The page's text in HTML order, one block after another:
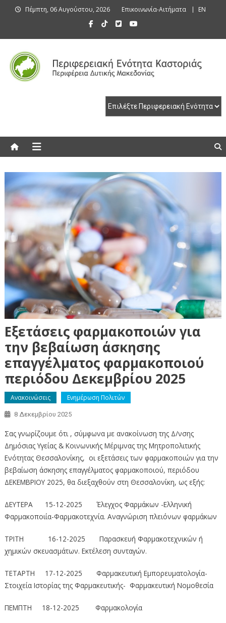
Πέμπτη, 06 Αυγούστου, 2026 Επικοινωνία-Αιτήματα EN
Εξετάσεις φαρμακοποιών για
την βεβαίωση άσκησης
επαγγέλματος φαρμακοποιού
περιόδου Δεκεμβρίου 2025
Ανακοινώσεις Ενημέρωση Πολιτών
8 Δεκεμβρίου 2025
Σας γνωρίζουμε ότι , σύμφωνα με ανακοίνωση της Δ/νσης
Δημόσιας Υγείας & Κοινωνικής Μέριμνας της Μητροπολιτικής
Ενότητας Θεσσαλονίκης, οι εξετάσεις των φαρμακοποιών για την
βεβαίωση άσκησης επαγγέλματος φαρμακοποιού, περιόδου
ΔΕΚΕΜΒΡΙΟΥ 2025, θα διεξαχθούν στη Θεσσαλονίκη, ως εξής:
ΔΕΥΤΕΡΑ 15-12-2025 Έλεγχος Φαρμάκων -Ελληνική
Φαρμακοποιία-Φαρμακοτεχνία. Αναγνώριση πλειόνων φαρμάκων
TPITH 16-12-2025 Παρασκευή Φαρμακοτεχνικών ή
χημικών σκευασμάτων. Εκτέλεση συνταγών.
ΤΕΤΑΡΤΗ 17-12-2025 Φαρμακευτική Εμπορευματολογία-
Στοιχεία Ιστορίας της Φαρμακευτικής- Φαρμακευτική Νομοθεσία
ΠΕΜΠΤΗ 18-12-2025 Φαρμακολογία